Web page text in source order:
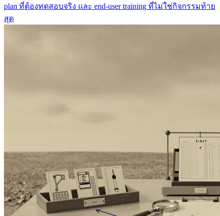
plan ที่ต้องทดสอบจริง และ end-user training ที่ไม่ใช่กิจกรรมท้าย
สุด